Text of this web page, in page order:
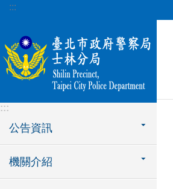
跳到主要內容區塊
:::
:::
公告資訊
機關介紹